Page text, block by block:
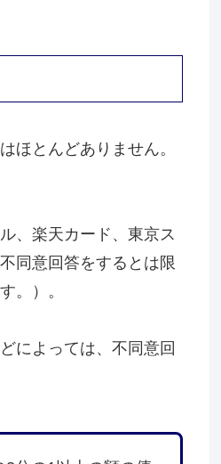
ほとんどありません。
、楽天カード、東京ス
同意回答をするとは限
。）。
によっては、不同意回